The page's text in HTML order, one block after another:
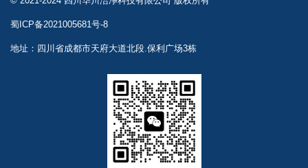
蜀ICP备2021005681号-8
地址：四川省成都市天府大道北段.保利广场3栋